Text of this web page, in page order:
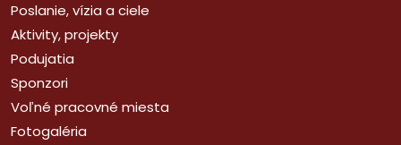
Poslanie, vízia a ciele
Aktivity, projekty
Podujatia
Sponzori
Voľné pracovné miesta
Fotogaléria